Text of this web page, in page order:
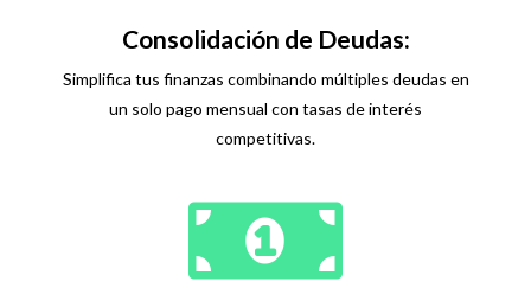
Consolidación de Deudas:
Simplifica tus finanzas combinando múltiples deudas en
un solo pago mensual con tasas de interés
competitivas.